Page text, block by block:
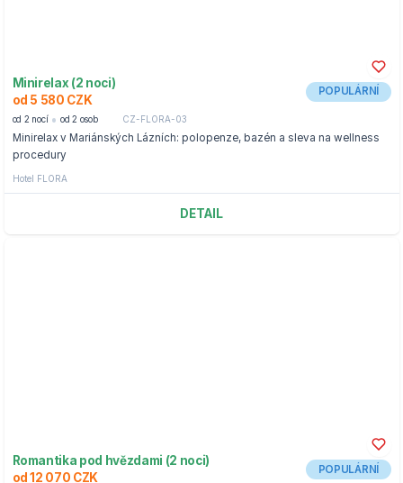
Minirelax (2 noci)
od 5 580 CZK
POPULÁRNÍ
od 2 nocí od 2 osob CZ-FLORA-03
Minirelax v Mariánských Lázních: polopenze, bazén a sleva na wellness
procedury
Hotel FLORA
DETAIL
Romantika pod hvězdami (2 noci)
od 12 070 CZK
POPULÁRNÍ